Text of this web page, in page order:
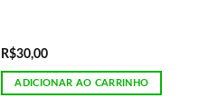
R$30,00
ADICIONAR AO CARRINHO